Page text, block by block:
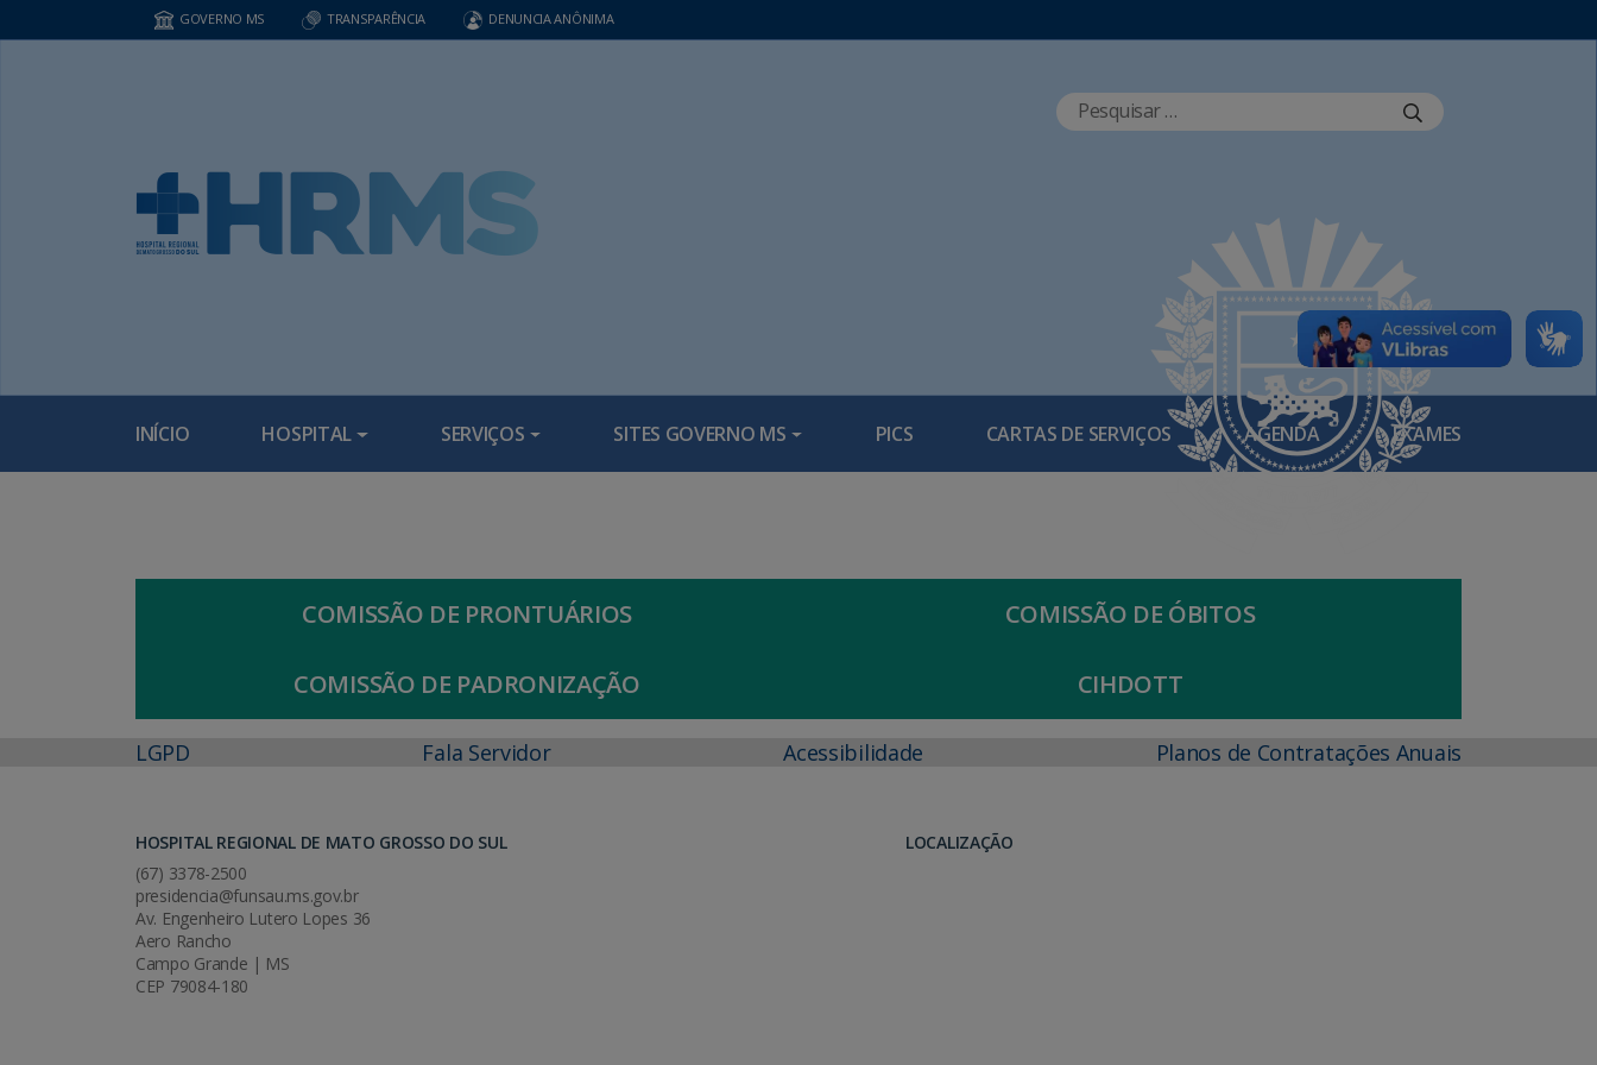
GOVERNO MS TRANSPARÊNCIA DENUNCIA ANÔNIMA
INÍCIO HOSPITAL SERVIÇOS SITES GOVERNO MS PICS CARTAS DE SERVIÇOS AGENDA EXAMES
COMISSÃO DE PRONTUÁRIOS
COMISSÃO DE PADRONIZAÇÃO
COMISSÃO DE ÓBITOS
CIHDOTT
LGPD Fala Servidor Acessibilidade Planos de Contratações Anuais
HOSPITAL REGIONAL DE MATO GROSSO DO SUL
(67) 3378-2500
presidencia@funsau.ms.gov.br
Av. Engenheiro Lutero Lopes 36
Aero Rancho
Campo Grande | MS
CEP 79084-180
LOCALIZAÇÃO